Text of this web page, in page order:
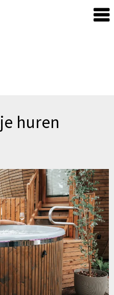
huren